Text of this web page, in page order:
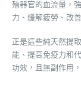
殖器官的血流量，
力、緩解疲勞、改
正是這些純天然提
能、提高免疫力和
功效，且無副作用